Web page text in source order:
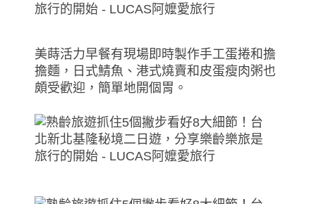
美蒔活力早餐有現場即時製作手工蛋捲和擔
擔麵，日式鯖魚、港式燒賣和皮蛋瘦肉粥也
頗受歡迎，簡單地開個胃。